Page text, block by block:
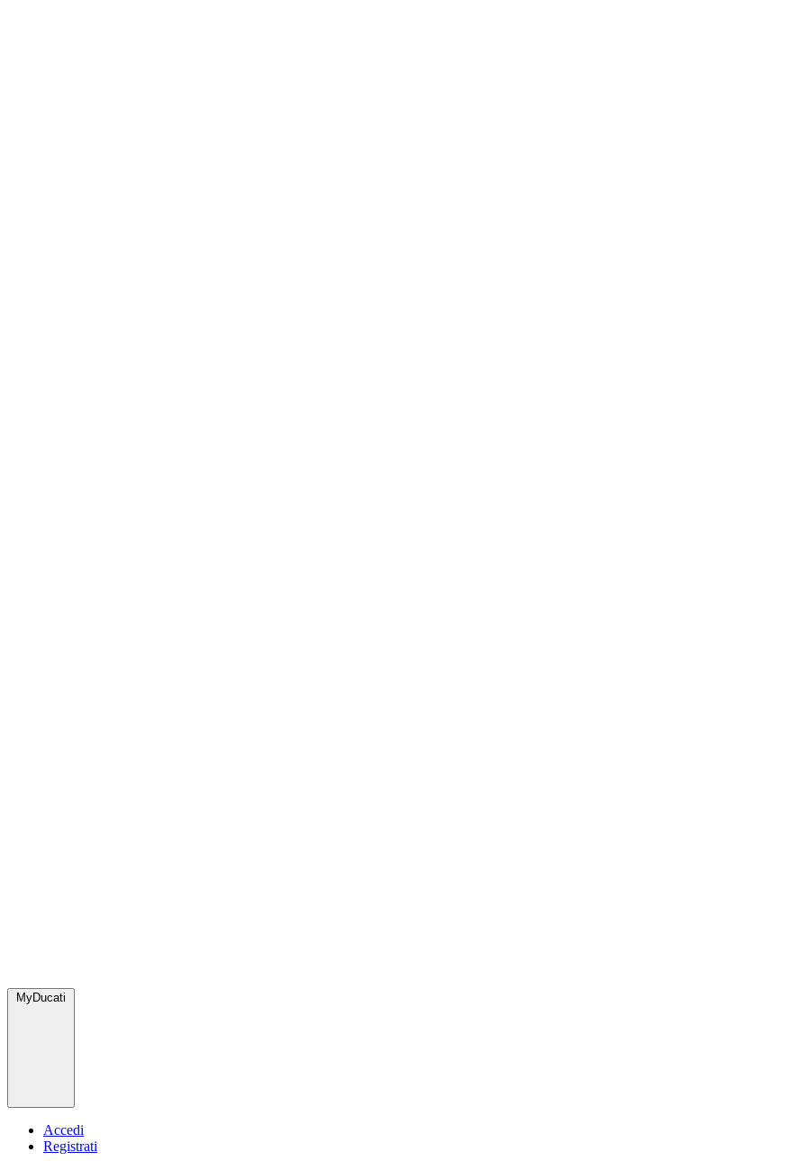
MyDucati
Accedi
Registrati